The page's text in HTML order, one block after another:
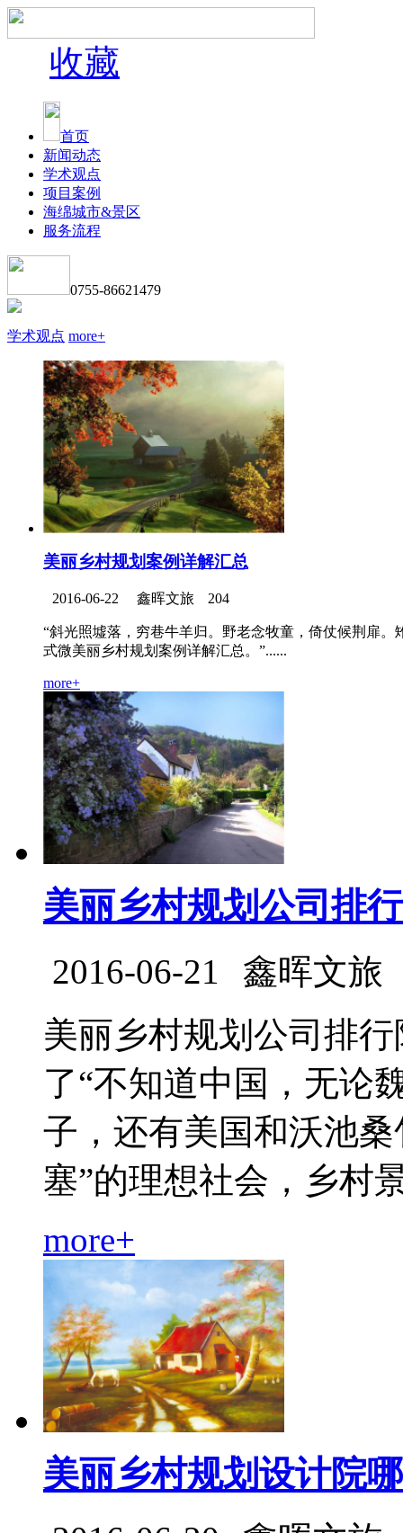
收藏
首页
新闻动态
学术观点
项目案例
海绵城市&景区
服务流程
0755-86621479
学术观点 more+
美丽乡村规划案例详解汇总
2016-06-22 鑫晖文旅 204
“斜光照墟落，穷巷牛羊归。野老念牧童，倚仗候荆扉
式微美丽乡村规划案例详解汇总。”......
more+
美丽乡村规划公司排行
2016-06-21 鑫晖文旅
美丽乡村规划公司排
了“不知道中国，无论
子，还有美国和沃池
塞”的理想社会，乡村
more+
美丽乡村规划设计院